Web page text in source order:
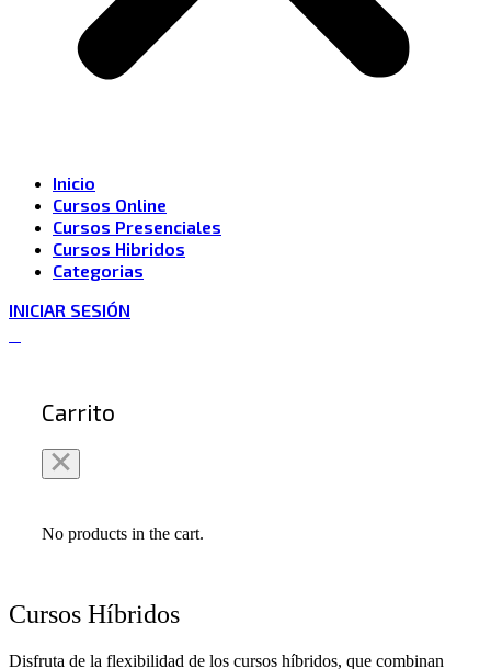
Inicio
Cursos Online
Cursos Presenciales
Cursos Hibridos
Categorias
INICIAR SESIÓN
Carrito
No products in the cart.
Cursos Híbridos
Disfruta de la flexibilidad de los cursos híbridos, que combinan